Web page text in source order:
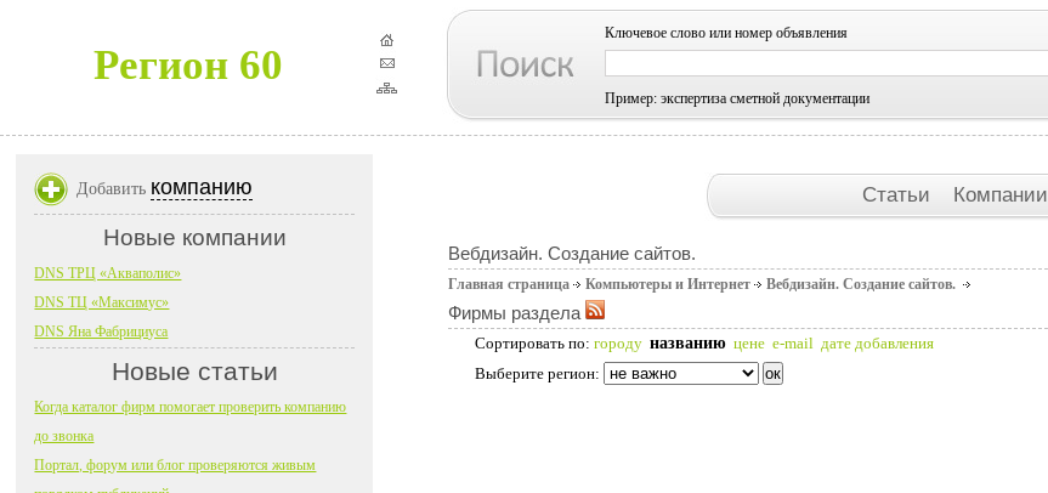
Регион 60
Ключевое слово или номер объявления
Пример: экспертиза сметной документации
Статьи Компании
Вебдизайн. Создание сайтов.
Главная страница Компьютеры и Интернет Вебдизайн. Создание сайтов.
Фирмы раздела
Сортировать по: городу названию цене e-mail дате добавления
Выберите регион:
Добавить компанию
Новые компании
DNS ТРЦ «Акваполис»
DNS ТЦ «Максимус»
DNS Яна Фабрициуса
Новые статьи
Когда каталог фирм помогает проверить компанию
до звонка
Портал, форум или блог проверяются живым